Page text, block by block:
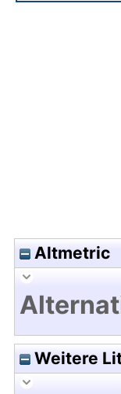
Altmetric
Weitere